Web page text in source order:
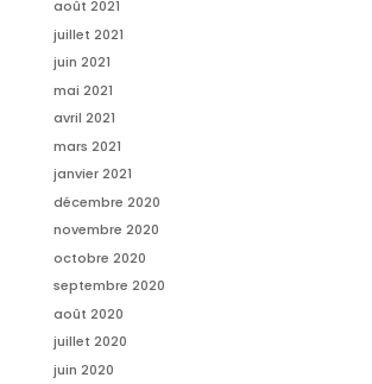
août 2021
juillet 2021
juin 2021
mai 2021
avril 2021
mars 2021
janvier 2021
décembre 2020
novembre 2020
octobre 2020
septembre 2020
août 2020
juillet 2020
juin 2020